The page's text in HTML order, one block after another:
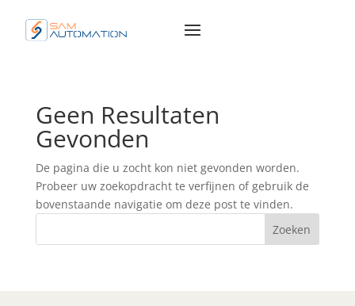
Geen Resultaten
Gevonden
De pagina die u zocht kon niet gevonden worden.
Probeer uw zoekopdracht te verfijnen of gebruik de
bovenstaande navigatie om deze post te vinden.
Zoeken